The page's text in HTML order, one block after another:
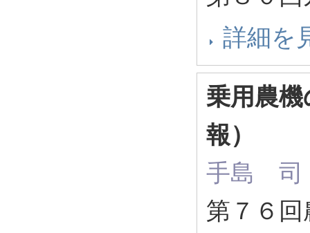
詳細を
乗用農
報）
手島
第７６